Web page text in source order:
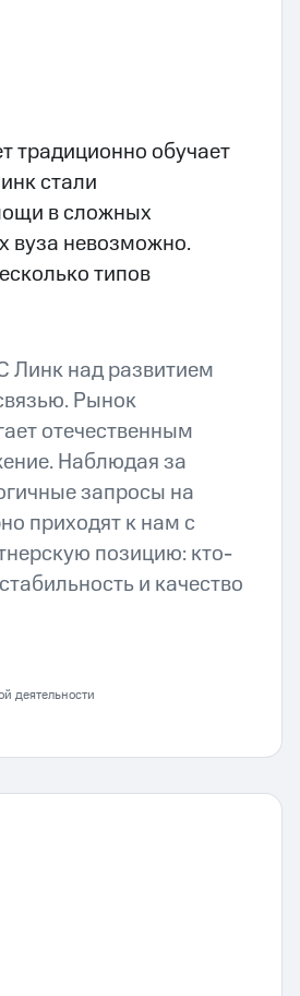
традиционно обучает
стали
в сложных
вуза невозможно.
типов
над развитием
Рынок
отечественным
Наблюдая за
запросы на
приходят к нам с
позицию: кто-
и качество
деятельности